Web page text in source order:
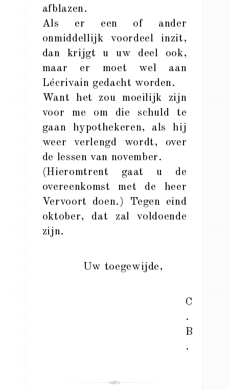
afblazen.
Als er een of ander
onmiddellijk voordeel inzit,
dan krijgt u uw deel ook,
maar er moet wel aan
Lécrivain gedacht worden.
Want het zou moeilijk zijn
voor me om die schuld te
gaan hypothekeren, als hij
weer verlengd wordt, over
de lessen van november.
(Hieromtrent gaat u de
overeenkomst met de heer
Vervoort doen.) Tegen eind
oktober, dat zal voldoende
zijn.
Uw toegewijde,
C
.
B
.